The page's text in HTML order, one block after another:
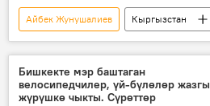
Айбек Жунушалиев
Кыргызстан
Бишкек
Садыр Жапаров
Бишкекте мэр баштаган
велосипедчилер, үй-бүлөлөр жазгы
жүрүшкө чыкты. Сүрөттөр